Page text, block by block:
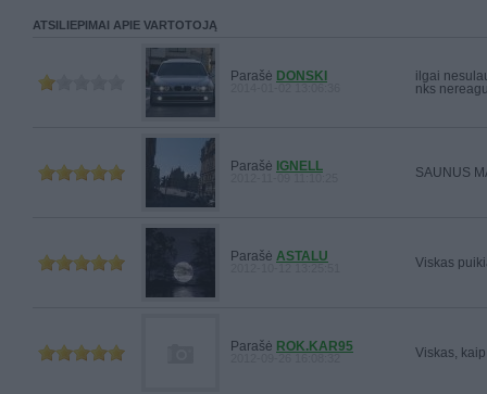
ATSILIEPIMAI APIE VARTOTOJĄ
Parašė DONSKI
ilgai
nks
Parašė IGNELL SAUNUS
Parašė ASTALU Viskas
Parašė ROK.KAR95 Viskas,